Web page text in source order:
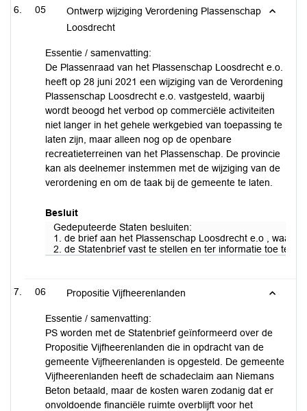
05
Ontwerp wijziging Verordening Plassenschap
Loosdrecht
Essentie / samenvatting:
De Plassenraad van het Plassenschap Loosdrecht e.o.
heeft op 28 juni 2021 een wijziging van de Verordening
Plassenschap Loosdrecht e.o. vastgesteld, waarbij
wordt beoogd het verbod op commerciële activiteiten
niet langer in het gehele werkgebied van toepassing te
laten zijn, maar alleen nog op de openbare
recreatieterreinen van het Plassenschap. De provincie
kan als deelnemer instemmen met de wijziging van de
verordening en om de taak bij de gemeente te laten.
Besluit
Gedeputeerde Staten besluiten:
1. de brief aan het Plassenschap Loosdrecht e.o ,
2. de Statenbrief vast te stellen en ter informatie toe te
06 Propositie Vijfheerenlanden
Essentie / samenvatting:
PS worden met de Statenbrief geïnformeerd over de
Propositie Vijfheerenlanden die in opdracht van de
gemeente Vijfheerenlanden is opgesteld. De gemeente
Vijfheerenlanden heeft de schadeclaim aan Niemans
Beton betaald, maar de kosten waren zodanig dat er
onvoldoende financiële ruimte overblijft voor het